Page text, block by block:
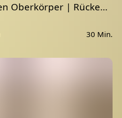
30min Yoga für den Oberkörper | Rücken & Brust
30 Min.